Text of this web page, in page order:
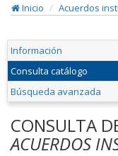
Inicio
Acuerdos
Información
Consulta catálogo
Búsqueda avanzada
CONSULTA
ACUERDOS